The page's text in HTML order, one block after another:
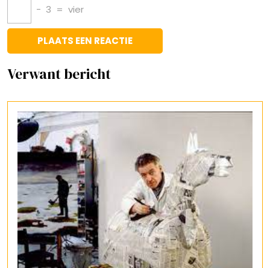
− 3 = vier
Verwant bericht